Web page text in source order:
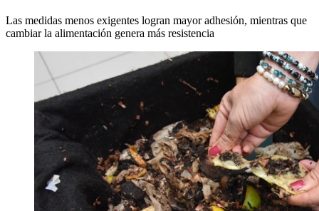
Las medidas menos exigentes logran mayor adhesión, mientras que
cambiar la alimentación genera más resistencia